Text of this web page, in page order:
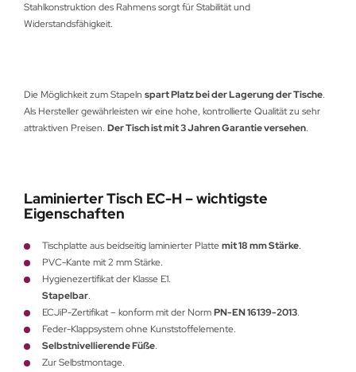
Stahlkonstruktion des Rahmens sorgt für Stabilität und
Widerstandsfähigkeit.
Die Möglichkeit zum Stapeln spart Platz bei der Lagerung der Tische.
Als Hersteller gewährleisten wir eine hohe, kontrollierte Qualität zu sehr
attraktiven Preisen. Der Tisch ist mit 3 Jahren Garantie versehen.
Laminierter Tisch EC-H – wichtigste
Eigenschaften
Tischplatte aus beidseitig laminierter Plattemit 18 mm Stärke.
PVC-Kante mit 2 mm Stärke.
Hygienezertifikat der Klasse E1.
Stapelbar.
ECJiP-Zertifikat – konform mit der NormPN-EN 16139-2013.
Feder-Klappsystem ohne Kunststoffelemente.
Selbstnivellierende Füße.
Zur Selbstmontage.